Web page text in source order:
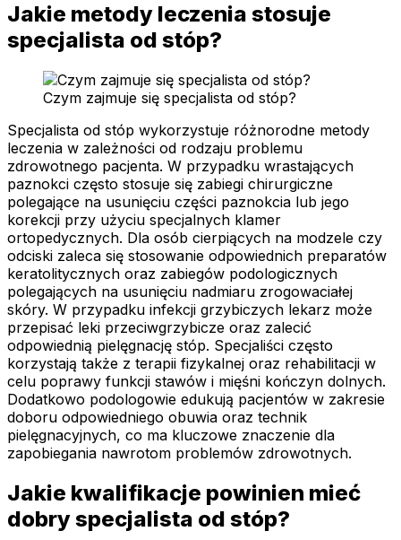
Jakie metody leczenia stosuje
specjalista od stóp?
Czym zajmuje się specjalista od stóp?
Specjalista od stóp wykorzystuje różnorodne metody
leczenia w zależności od rodzaju problemu
zdrowotnego pacjenta. W przypadku wrastających
paznokci często stosuje się zabiegi chirurgiczne
polegające na usunięciu części paznokcia lub jego
korekcji przy użyciu specjalnych klamer
ortopedycznych. Dla osób cierpiących na modzele czy
odciski zaleca się stosowanie odpowiednich preparatów
keratolitycznych oraz zabiegów podologicznych
polegających na usunięciu nadmiaru zrogowaciałej
skóry. W przypadku infekcji grzybiczych lekarz może
przepisać leki przeciwgrzybicze oraz zalecić
odpowiednią pielęgnację stóp. Specjaliści często
korzystają także z terapii fizykalnej oraz rehabilitacji w
celu poprawy funkcji stawów i mięśni kończyn dolnych.
Dodatkowo podologowie edukują pacjentów w zakresie
doboru odpowiedniego obuwia oraz technik
pielęgnacyjnych, co ma kluczowe znaczenie dla
zapobiegania nawrotom problemów zdrowotnych.
Jakie kwalifikacje powinien mieć
dobry specjalista od stóp?